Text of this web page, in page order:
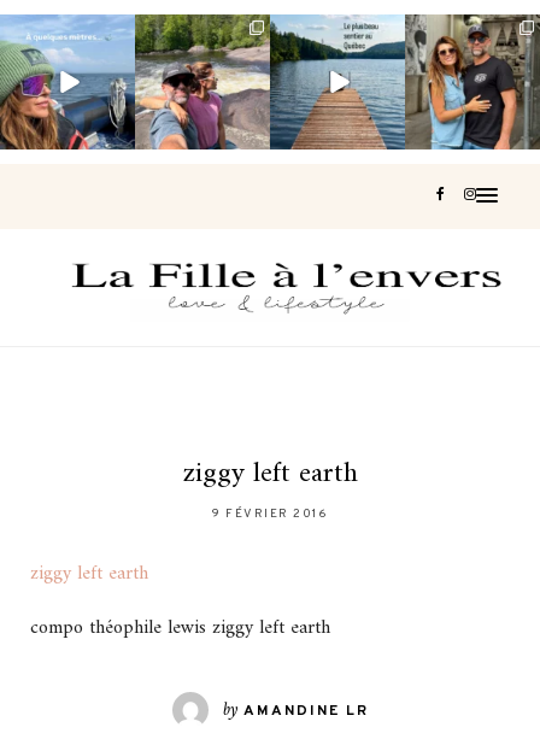
Voir une baleine
en photo, c’est
impressionnant
🐋...
Les Laurentides,
le Québec
version nature.
...
Et si je te disais
qu’il existe un
sentier où tu...
126 37
Montréal, une
très belle
surprise 🇨🇦
442
ziggy left earth
9 FÉVRIER 2016
ziggy left earth
compo théophile lewis ziggy left earth
by AMANDINE LR